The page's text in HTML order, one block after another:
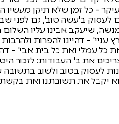
– כל זמן שלא תיקן מעשיו
לעסוק ב'עשה טוב', גם לפני
שיעקב אבינו עליו
– דהיינו להפרות
עמלי ואת כל בית אבי' –
את ב' העבודות: לזכור
לעסוק בטוב ולשוב בתשובה
יקבל את תשובתנו ואת בקשת